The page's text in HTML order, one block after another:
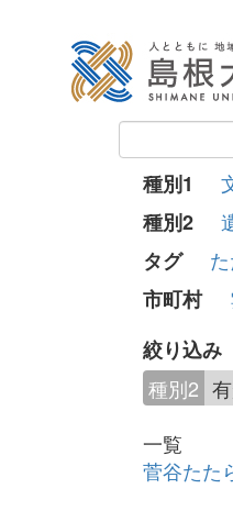
種別1
種別2
タグ
市町村
絞り込み
種別2
一覧
菅谷たた